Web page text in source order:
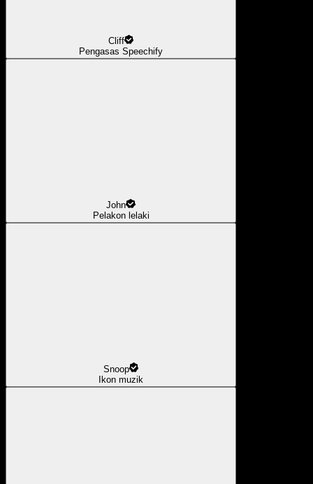
Cliff
Pengasas Speechify
John
Pelakon lelaki
Snoop
Ikon muzik